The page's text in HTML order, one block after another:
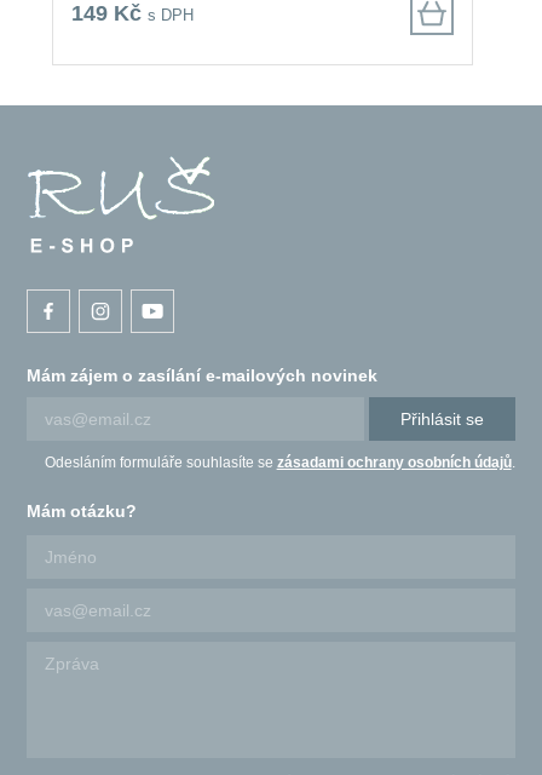
149 Kč s DPH
Mám zájem o zasílání e-mailových novinek
Přihlásit se
Odesláním formuláře souhlasíte se zásadami ochrany osobních údajů.
Mám otázku?